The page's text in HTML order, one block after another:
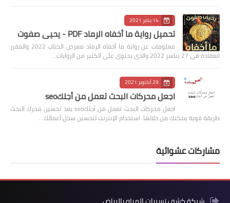
14 يناير 2021
تحميل رواية ما أخفاه الرماد PDF - يحيى صفوت
معلومات عن رواية ما أخفاه الرماد معرض الكتاب 2022 والمقرر
انعقادة فى 27 يناسر 2022 والذى يحتوى على الكثير من الروايات…
29 أكتوبر 2021
اجعل محركات البحث تعمل من أجلكseo
اجعل محركات البحث تعمل من أجلكseo يعد تحسين محرك البحث
طريقة قوية يمكنك من خلالها. استخدام الإنترنت لتحسين سجل أعمالك.…
مشاركات عشوائية